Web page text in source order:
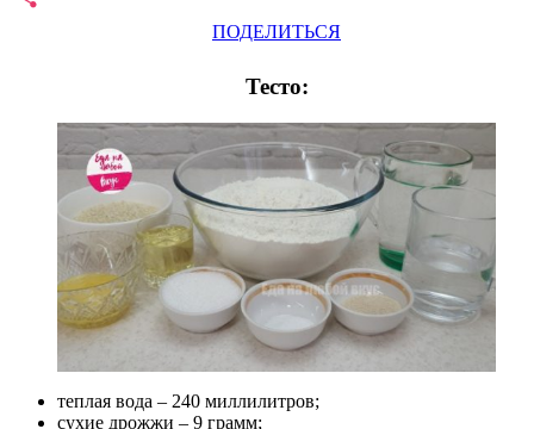
ПОДЕЛИТЬСЯ
Тесто:
теплая вода – 240 миллилитров;
сухие дрожжи – 9 грамм;